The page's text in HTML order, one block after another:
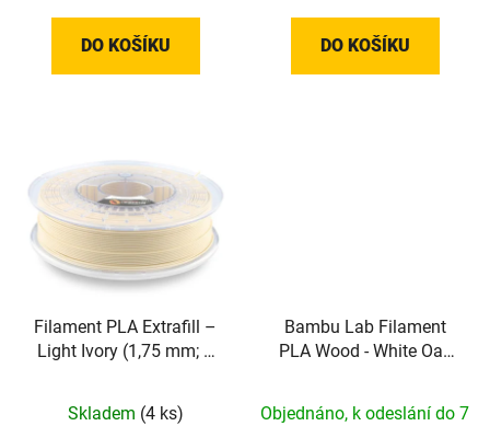
DO KOŠÍKU DO KOŠÍKU
Filament PLA Extrafill –
Light Ivory (1,75 mm; 1
Skladem (4 ks)
Bambu Lab Filament
PLA Wood - White Oak
Objednáno, k odeslání do 7